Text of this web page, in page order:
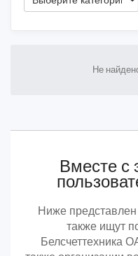
Не
Вместе с
Ниже
также ищут
Белсчеттехника